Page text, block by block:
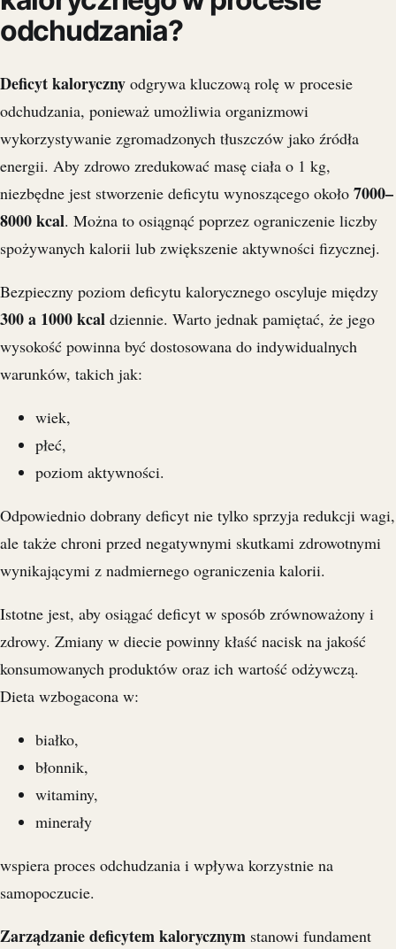
odchudzania?
Deficyt kaloryczny odgrywa kluczową rolę w procesie
odchudzania, ponieważ umożliwia organizmowi
wykorzystywanie zgromadzonych tłuszczów jako źródła
energii. Aby zdrowo zredukować masę ciała o 1 kg,
niezbędne jest stworzenie deficytu wynoszącego około 7000–
8000 kcal. Można to osiągnąć poprzez ograniczenie liczby
spożywanych kalorii lub zwiększenie aktywności fizycznej.
Bezpieczny poziom deficytu kalorycznego oscyluje między
300 a 1000 kcal dziennie. Warto jednak pamiętać, że jego
wysokość powinna być dostosowana do indywidualnych
warunków, takich jak:
wiek,
płeć,
poziom aktywności.
Odpowiednio dobrany deficyt nie tylko sprzyja redukcji wagi,
ale także chroni przed negatywnymi skutkami zdrowotnymi
wynikającymi z nadmiernego ograniczenia kalorii.
Istotne jest, aby osiągać deficyt w sposób zrównoważony i
zdrowy. Zmiany w diecie powinny kłaść nacisk na jakość
konsumowanych produktów oraz ich wartość odżywczą.
Dieta wzbogacona w:
białko,
błonnik,
witaminy,
minerały
wspiera proces odchudzania i wpływa korzystnie na
samopoczucie.
Zarządzanie deficytem kalorycznym stanowi fundament